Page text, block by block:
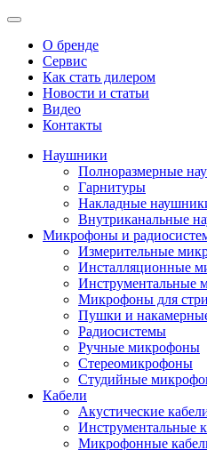
О бренде
Сервис
Как стать дилером
Новости и статьи
Видео
Контакты
Наушники
Полноразмерные
Гарнитуры
Накладные
Внутриканальные
Микрофоны и
Измерительные
Инсталляционные
Инструментальные
Микрофоны для
Пушки и
Радиосистемы
Ручные микрофоны
Стереомикрофоны
Студийные
Кабели
Акустические
Инструментальные
Микрофонные